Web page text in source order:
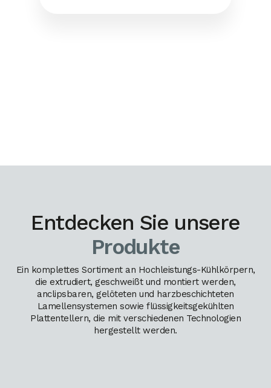
Entdecken Sie unsere
Produkte
Ein komplettes Sortiment an Hochleistungs-Kühlkörpern,
die extrudiert, geschweißt und montiert werden,
anclipsbaren, gelöteten und harzbeschichteten
Lamellensystemen sowie flüssigkeitsgekühlten
Plattentellern, die mit verschiedenen Technologien
hergestellt werden.